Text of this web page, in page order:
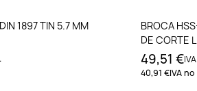
al carrito
1897 TIN 5.7 MM
BROCA
DE CORTE
49,51 €
40,91 €IVA